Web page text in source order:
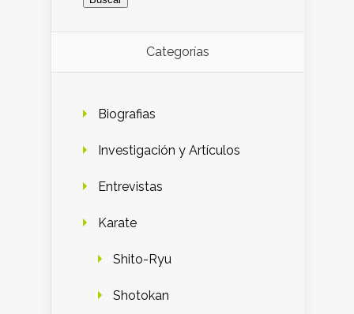
Categorías
Biografias
Investigación y Artículos
Entrevistas
Karate
Shito-Ryu
Shotokan